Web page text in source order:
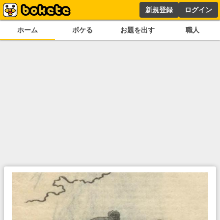
新規登録 ログイン
ホーム ボケる お題を出す 職人